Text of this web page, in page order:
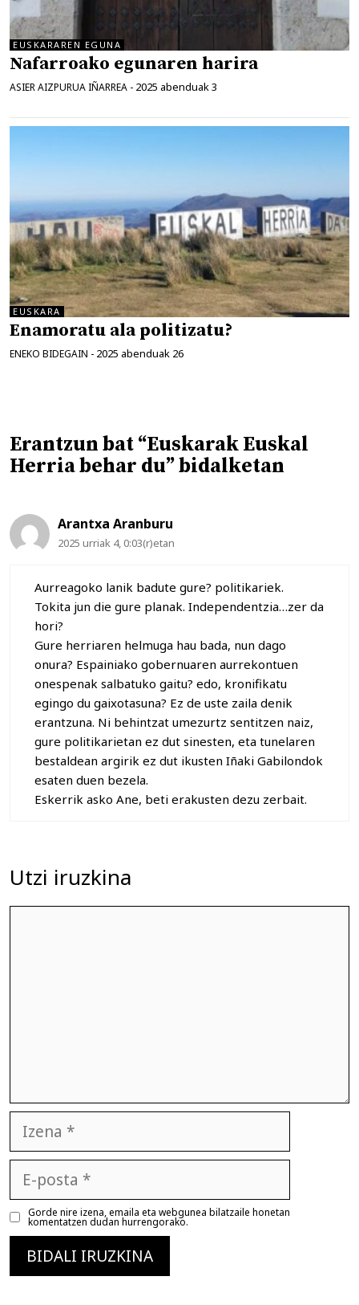
EUSKARAREN EGUNA
Nafarroako egunaren harira
ASIER AIZPURUA IÑARREA - 2025 abenduak 3
EUSKARA
Enamoratu ala politizatu?
ENEKO BIDEGAIN - 2025 abenduak 26
Erantzun bat “Euskarak Euskal
Herria behar du” bidalketan
Arantxa Aranburu
2025 urriak 4, 0:03(r)etan
Aurreagoko lanik badute gure? politikariek.
Tokita jun die gure planak. Independentzia…zer da
hori?
Gure herriaren helmuga hau bada, nun dago
onura? Espainiako gobernuaren aurrekontuen
onespenak salbatuko gaitu? edo, kronifikatu
egingo du gaixotasuna? Ez de uste zaila denik
erantzuna. Ni behintzat umezurtz sentitzen naiz,
gure politikarietan ez dut sinesten, eta tunelaren
bestaldean argirik ez dut ikusten Iñaki Gabilondok
esaten duen bezela.
Eskerrik asko Ane, beti erakusten dezu zerbait.
Utzi iruzkina
posta
Gorde nire izena, emaila eta webgunea bilatzaile honetan
komentatzen dudan hurrengorako.